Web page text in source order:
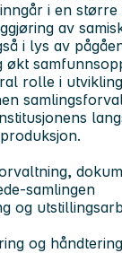
i en større
av
i lys av
økt
rolle i
samlingen
og
og